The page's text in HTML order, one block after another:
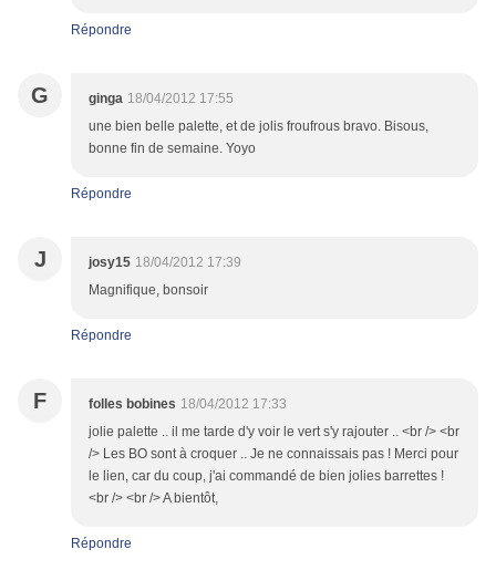
Répondre
G ginga 18/04/2012 17:55
une bien belle palette, et de jolis froufrous bravo. Bisous,
bonne fin de semaine. Yoyo
Répondre
J josy15 18/04/2012 17:39
Magnifique, bonsoir
Répondre
F folles bobines 18/04/2012 17:33
jolie palette .. il me tarde d'y voir le vert s'y rajouter .. <br /> <br
/> Les BO sont à croquer .. Je ne connaissais pas ! Merci pour
le lien, car du coup, j'ai commandé de bien jolies barrettes !
<br /> <br /> A bientôt,
Répondre